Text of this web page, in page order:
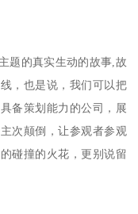
题的真实生动的故事,故
，也是说，我们可以把
备策划能力的公司，展
次颠倒，让参观者参观
碰撞的火花，更别说留